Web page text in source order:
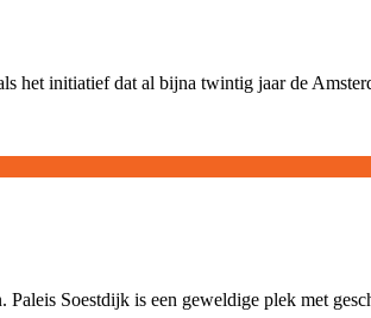
initiatief dat al bijna twintig jaar de
Soestdijk is een geweldige plek met